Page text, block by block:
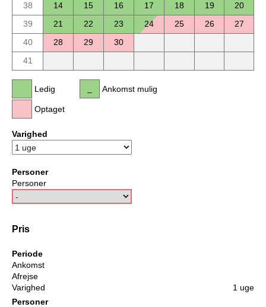
38
14 15 16 17 18 19
20
39
21 22 23 24 25 26
27
40
28 29
30
41
Ledig
Optaget
Ankomst mulig
Varighed
Personer
Personer
Pris
Periode
Ankomst
Afrejse
Varighed
1 uge
Personer